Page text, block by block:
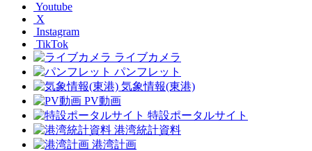
Youtube
X
Instagram
TikTok
ライブカメラ
パンフレット
気象情報(東港)
PV動画
特設ポータルサイト
港湾統計資料
港湾計画